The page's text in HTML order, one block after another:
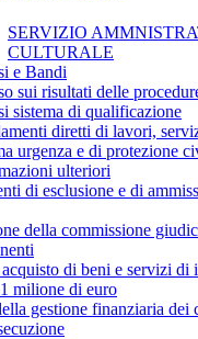
SERVIZIO
CULTURALE
e Bandi
sui risultati delle
sistema di qualificazione
diretti di lavori,
urgenza e di protezione
ulteriori
di esclusione e di
della commissione
di beni e servizi di
milione di euro
gestione finanziaria dei